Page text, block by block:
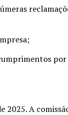
por
2025. A